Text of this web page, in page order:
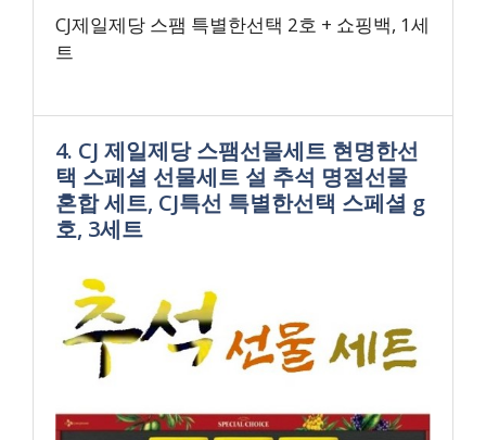
CJ제일제당 스팸 특별한선택 2호 + 쇼핑백, 1세
트
4. CJ 제일제당 스팸선물세트 현명한선
택 스페셜 선물세트 설 추석 명절선물
혼합 세트, CJ특선 특별한선택 스페셜 g
호, 3세트